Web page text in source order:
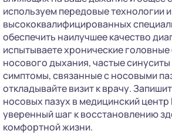
используем передовые технологии
высококвалифицированных
обеспечить наилучшее качество
испытываете хронические
носового дыхания, частые синуситы
симптомы, связанные с носовыми
откладывайте визит к врачу.
носовых пазух в медицинский
уверенный шаг к восстановлению
комфортной жизни.